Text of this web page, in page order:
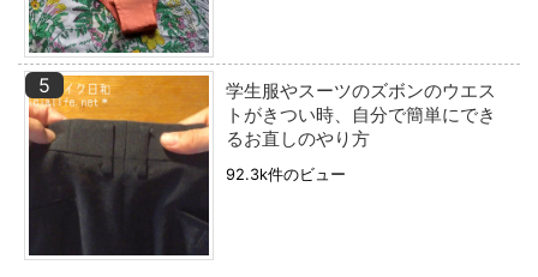
学生服やスーツのズボンのウエス
トがきつい時、自分で簡単にでき
るお直しのやり方
92.3k件のビュー